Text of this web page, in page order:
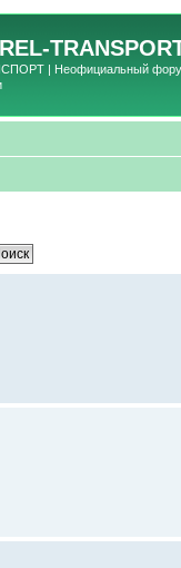
| Неофициальный форум